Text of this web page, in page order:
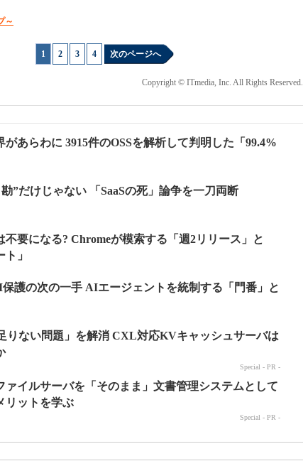
～
1 2 3 4 次のページへ
Copyright © ITmedia, Inc. All Rights Reserved.